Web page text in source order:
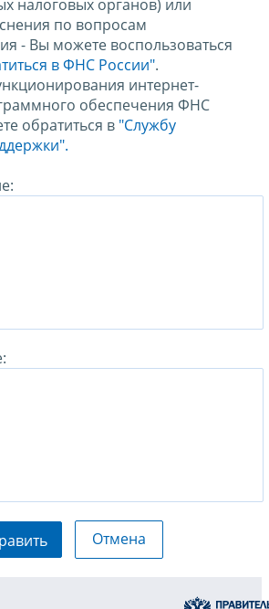
налоговых органов) или
по вопросам
- Вы можете воспользоваться
в ФНС России".
интернет-
обеспечения ФНС
обратиться в "Службу
Отмена